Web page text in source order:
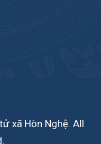
xã Hòn Nghệ. All